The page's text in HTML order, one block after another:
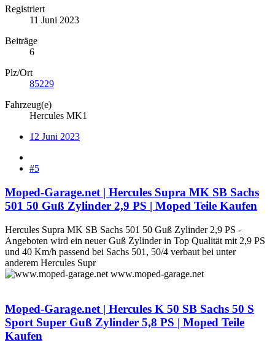
Registriert
11 Juni 2023
Beiträge
6
Plz/Ort
85229
Fahrzeug(e)
Hercules MK1
12 Juni 2023
#5
Moped-Garage.net | Hercules Supra MK SB Sachs
501 50 Guß Zylinder 2,9 PS | Moped Teile Kaufen
Hercules Supra MK SB Sachs 501 50 Guß Zylinder 2,9 PS -
Angeboten wird ein neuer Guß Zylinder in Top Qualität mit 2,9 PS
und 40 Km/h passend bei Sachs 501, 50/4 verbaut bei unter
anderem Hercules Supr
www.moped-garage.net
Moped-Garage.net | Hercules K 50 SB Sachs 50 S
Sport Super Guß Zylinder 5,8 PS | Moped Teile
Kaufen